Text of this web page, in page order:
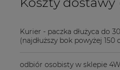
Cena nie zawiera
Kurier - paczka dłużyca do
(najdłuższy bok powyżej 150
odbiór osobisty w sklepie